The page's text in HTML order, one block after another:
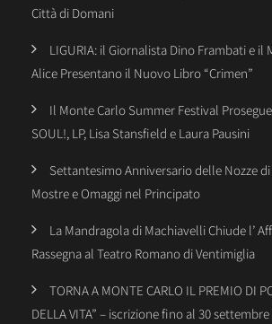
Città di Domani
LIGURIA: il Giornalista Dino Frambati e il
Alice Presentano il Nuovo Libro “Crimen”
Il Monte Carlo Summer Festival
SOUL!, LP, Lisa Stansfield e Laura Pausini
Settantesimo Anniversario delle Nozze di
Mostre e Omaggi nel Principato
La Mandragola di Machiavelli Chiude l’
Rassegna al Teatro Romano di Ventimiglia
TORNA A MONTE CARLO IL PREMIO DI
DELLA VITA” – iscrizione fino al 30 settembre